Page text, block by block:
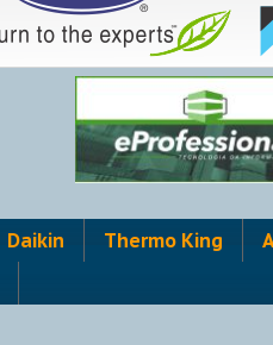
Daikin Thermo King